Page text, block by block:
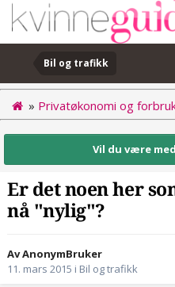
Bil og trafikk
» Privatøkonomi og
Vil du være
Er det noen her
nå "nylig"?
Av AnonymBruker
11. mars 2015 i Bil og trafikk